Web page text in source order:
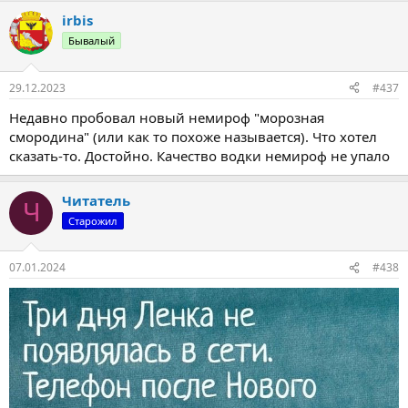
к
ц
и
irbis
Бывалый
29.12.2023 #437
Недавно пробовал новый немироф "морозная
смородина" (или как то похоже называется). Что хотел
сказать-то. Достойно. Качество водки немироф не упало
Ч Читатель
Старожил
07.01.2024 #438